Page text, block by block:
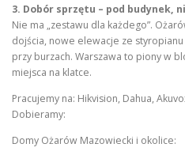
3. Dobór sprzętu – pod budynek,
Nie ma „zestawu dla każdego”.
dojścia, nowe elewacje ze
przy burzach. Warszawa to piony w
miejsca na klatce.
Pracujemy na: Hikvision, Dahua,
Dobieramy:
Domy Ożarów Mazowiecki i okolice: